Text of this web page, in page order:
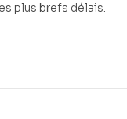
plus brefs délais.